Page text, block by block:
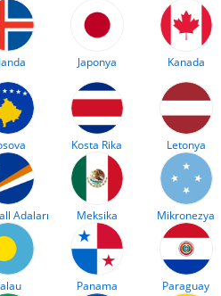
Japonya Kanada
Kosta Rika Letonya
Adaları Meksika Mikronezya
Panama Paraguay